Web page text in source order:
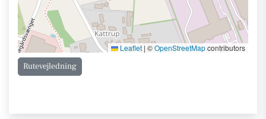
Leaflet | ©OpenStreetMapcontributors
Rutevejledning